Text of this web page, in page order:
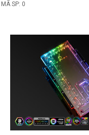
MÃ SP: 0